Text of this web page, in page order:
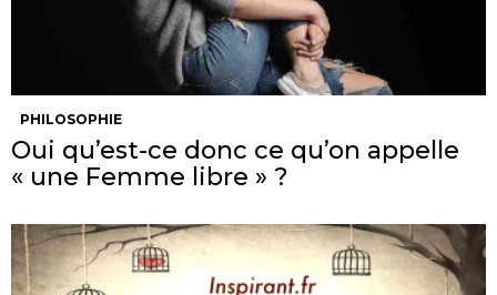
PHILOSOPHIE
Oui qu’est-ce donc ce qu’on appelle
« une Femme libre » ?